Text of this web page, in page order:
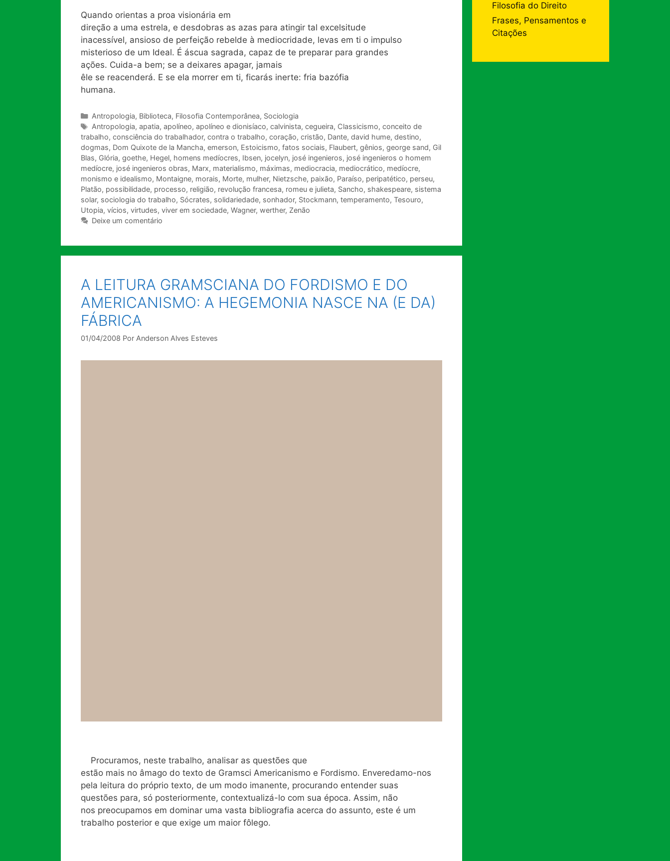
Quando orientas a proa visionária em
direção a uma estrela, e desdobras as azas para atingir tal excelsitude
inacessível, ansioso de perfeição rebelde à mediocridade, levas em ti o impulso
misterioso de um Ideal. É áscua sagrada, capaz de te preparar para grandes
ações. Cuida-a bem; se a deixares apagar, jamais
êle se reacenderá. E se ela morrer em ti, ficarás inerte: fria bazófia
humana.
Categorias
Antropologia, Biblioteca, Filosofia Contemporânea, Sociologia
Tags
Antropologia, apatia, apolíneo, apolíneo e dionisíaco, calvinista, cegueira, Classicismo, conceito de
trabalho, consciência do trabalhador, contra o trabalho, coração, cristão, Dante, david hume, destino,
dogmas, Dom Quixote de la Mancha, emerson, Estoicismo, fatos sociais, Flaubert, gênios, george sand, Gil
Blas, Glória, goethe, Hegel, homens medíocres, Ibsen, jocelyn, josé ingenieros, josé ingenieros o homem
medíocre, josé ingenieros obras, Marx, materialismo, máximas, mediocracia, mediocrático, medíocre,
monismo e idealismo, Montaigne, morais, Morte, mulher, Nietzsche, paixão, Paraíso, peripatético, perseu,
Platão, possibilidade, processo, religião, revolução francesa, romeu e julieta, Sancho, shakespeare, sistema
solar, sociologia do trabalho, Sócrates, solidariedade, sonhador, Stockmann, temperamento, Tesouro,
Utopia, vícios, virtudes, viver em sociedade, Wagner, werther, Zenão
Deixe um comentário
A LEITURA GRAMSCIANA DO FORDISMO E DO
AMERICANISMO: A HEGEMONIA NASCE NA (E DA)
FÁBRICA
01/04/2008 Por Anderson Alves Esteves
Procuramos, neste trabalho, analisar as questões que
estão mais no âmago do texto de Gramsci Americanismo e Fordismo. Enveredamo-nos
pela leitura do próprio texto, de um modo imanente, procurando entender suas
questões para, só posteriormente, contextualizá-lo com sua época. Assim, não
nos preocupamos em dominar uma vasta bibliografia acerca do assunto, este é um
trabalho posterior e que exige um maior fôlego.
Filosofia do Direito
Frases, Pensamentos e
Citações